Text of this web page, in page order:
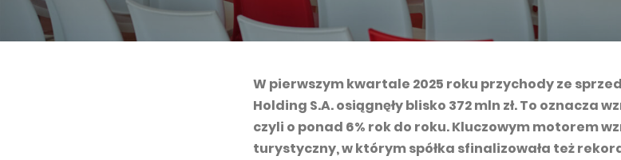
W pierwszym kwartale 2025 roku przychody ze
Holding S.A. osiągnęły blisko 372 mln zł. To oznacza
czyli o ponad 6% rok do roku. Kluczowym motorem
turystyczny, w którym spółka sfinalizowała też